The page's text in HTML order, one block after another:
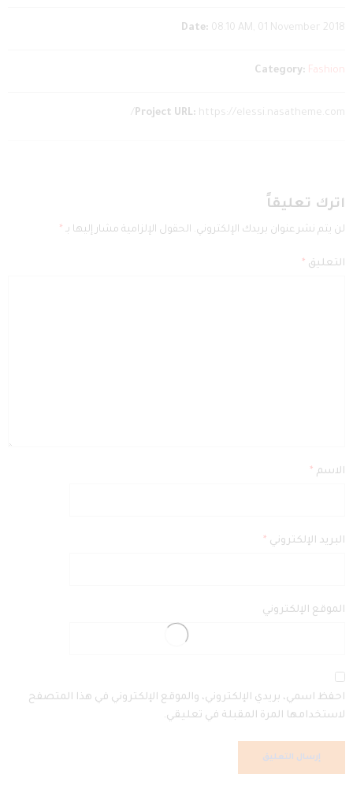
Date: 08.10 AM, 01 November 2018
Category: Fashion
Project URL: https://elessi.nasatheme.com/
اترك تعليقاً
لن يتم نشر عنوان بريدك الإلكتروني. الحقول الإلزامية مشار إليها بـ *
التعليق *
الاسم *
البريد الإلكتروني *
الموقع الإلكتروني
احفظ اسمي، بريدي الإلكتروني، والموقع الإلكتروني في هذا المتصفح
لاستخدامها المرة المقبلة في تعليقي.